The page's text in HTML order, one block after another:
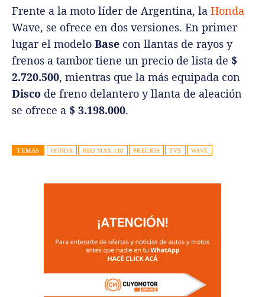
Frente a la moto líder de Argentina, la Honda
Wave, se ofrece en dos versiones. En primer
lugar el modelo Base con llantas de rayos y
frenos a tambor tiene un precio de lista de $
2.720.500, mientras que la más equipada con
Disco de freno delantero y llanta de aleación
se ofrece a $ 3.198.000.
TEMAS HONDA NEO MAX 110 PRECIOS TVS WAVE